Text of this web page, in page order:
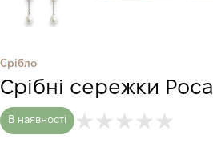
Срібло
Срібні сережки Роса
В наявності